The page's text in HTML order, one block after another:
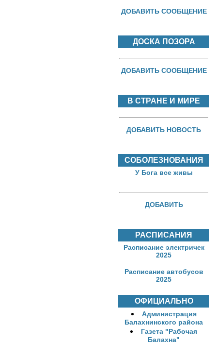
ДОБАВИТЬ СООБЩЕНИЕ
ДОСКА ПОЗОРА
ДОБАВИТЬ СООБЩЕНИЕ
В СТРАНЕ И МИРЕ
ДОБАВИТЬ НОВОСТЬ
СОБОЛЕЗНОВАНИЯ
У Бога все живы
ДОБАВИТЬ
РАСПИСАНИЯ
Расписание электричек
2025
Расписание автобусов
2025
ОФИЦИАЛЬНО
Администрация
Балахнинского района
Газета "Рабочая
Балахна"